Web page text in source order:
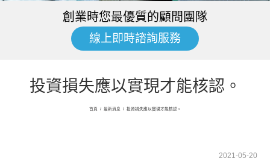
創業時您最優質的顧問團隊
線上即時諮詢服務
投資損失應以實現才能核認。
首頁 / 最新消息 / 投資損失應以實現才能核認。
2021-05-20